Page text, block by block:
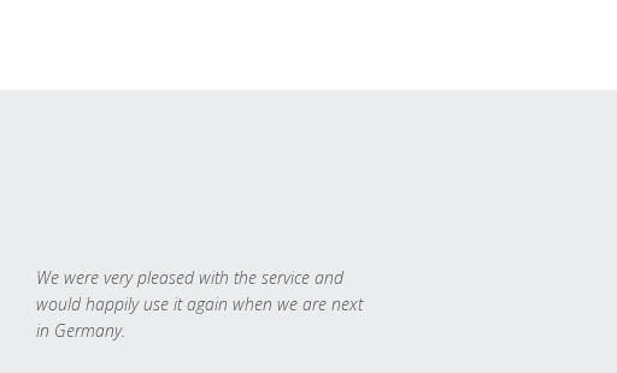
We were very pleased with the service and
would happily use it again when we are next
in Germany.